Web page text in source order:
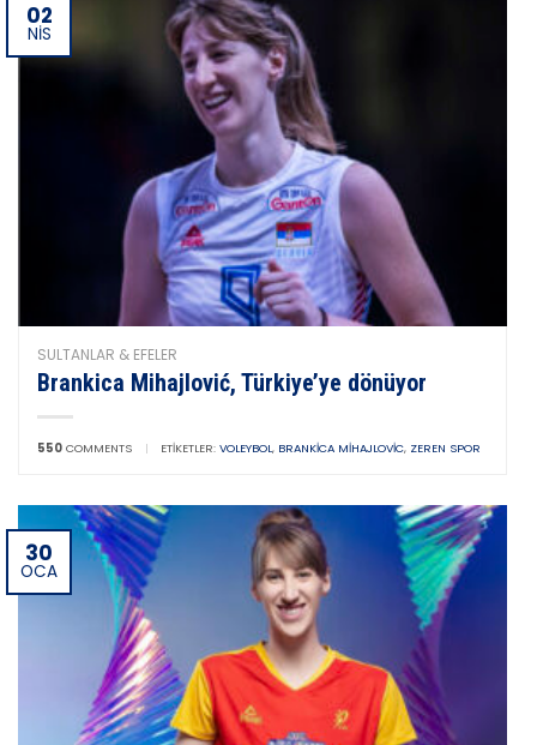
02
NIS
SULTANLAR & EFELER
Brankica Mihajlović, Türkiye’ye dönüyor
550 COMMENTS | ETIKETLER: VOLEYBOL, BRANKICA MIHAJLOVIC, ZEREN SPOR
30
OCA